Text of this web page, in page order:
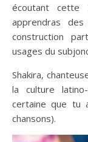
écoutant cette
apprendras
construction
usages du
Shakira,
la culture
certaine que tu
chansons).